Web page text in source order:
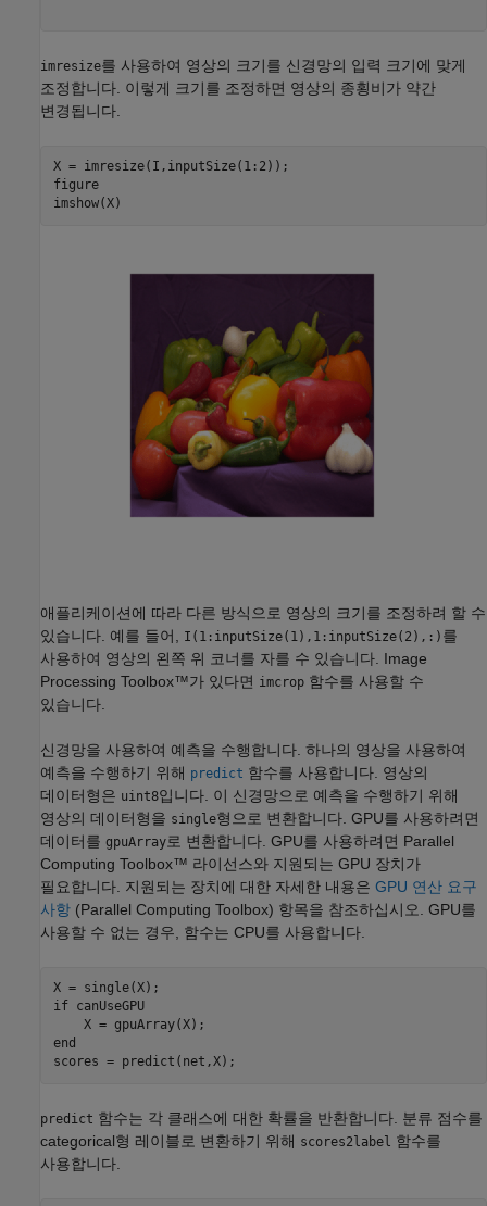
imresize를 사용하여 영상의 크기를 신경망의 입력 크기에 맞게
조정합니다. 이렇게 크기를 조정하면 영상의 종횡비가 약간
변경됩니다.
X = imresize(I,inputSize(1:2));
figure
imshow(X)
애플리케이션에 따라 다른 방식으로 영상의 크기를 조정하려 할 수
있습니다. 예를 들어,
I(1:inputSize(1),1:inputSize(2),:) 를
사용하여 영상의 왼쪽 위 코너를 자를 수 있습니다. Image
Processing Toolbox™가 있다면 imcrop 함수를 사용할 수
있습니다.
신경망을 사용하여 예측을 수행합니다. 하나의 영상을 사용하여
예측을 수행하기 위해 predict 함수를 사용합니다. 영상의
데이터형은 uint8입니다. 이 신경망으로 예측을 수행하기 위해
영상의 데이터형을 single형으로 변환합니다. GPU를 사용하려면
데이터를 gpuArray로 변환합니다. GPU를 사용하려면 Parallel
Computing Toolbox™ 라이선스와 지원되는 GPU 장치가
필요합니다. 지원되는 장치에 대한 자세한 내용은 GPU 연산 요구
사항 (Parallel Computing Toolbox) 항목을 참조하십시오. GPU를
사용할 수 없는 경우, 함수는 CPU를 사용합니다.
if canUseGPU
end
scores = predict(net,X);
predict 함수는 각 클래스에 대한 확률을 반환합니다. 분류 점수를
categorical형 레이블로 변환하기 위해 scores2label
함수를
사용합니다.